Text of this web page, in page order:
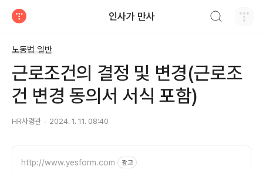
인사가 만사
노동법 일반
근로조건의 결정 및 변경(근로조
건 변경 동의서 서식 포함)
HR사령관 2024. 1. 11. 08:40
http://www.yesform.com 광고